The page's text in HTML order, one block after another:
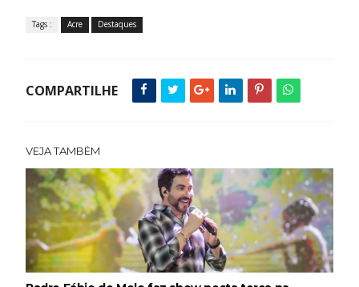
Tags : Acre Destaques
COMPARTILHE
VEJA TAMBÉM